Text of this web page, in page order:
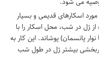
اسکارهای قدیمی و بسیار
ژل در شب، محل اسکار را با
پانسمان) پوشاند. این کار به
بیشتر ژل در طول شب